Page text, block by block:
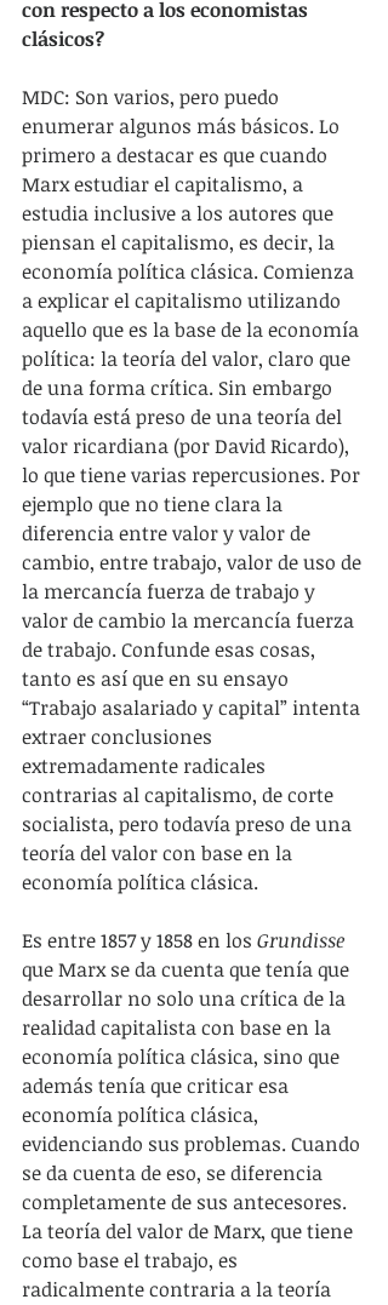
con respecto a los economistas
clásicos?
MDC: Son varios, pero puedo
enumerar algunos más básicos. Lo
primero a destacar es que cuando
Marx estudiar el capitalismo, a
estudia inclusive a los autores que
piensan el capitalismo, es decir, la
economía política clásica. Comienza
a explicar el capitalismo utilizando
aquello que es la base de la economía
política: la teoría del valor, claro que
de una forma crítica. Sin embargo
todavía está preso de una teoría del
valor ricardiana (por David Ricardo),
lo que tiene varias repercusiones. Por
ejemplo que no tiene clara la
diferencia entre valor y valor de
cambio, entre trabajo, valor de uso de
la mercancía fuerza de trabajo y
valor de cambio la mercancía fuerza
de trabajo. Confunde esas cosas,
tanto es así que en su ensayo
“Trabajo asalariado y capital” intenta
extraer conclusiones
extremadamente radicales
contrarias al capitalismo, de corte
socialista, pero todavía preso de una
teoría del valor con base en la
economía política clásica.
Es entre 1857 y 1858 en los Grundisse
que Marx se da cuenta que tenía que
desarrollar no solo una crítica de la
realidad capitalista con base en la
economía política clásica, sino que
además tenía que criticar esa
economía política clásica,
evidenciando sus problemas. Cuando
se da cuenta de eso, se diferencia
completamente de sus antecesores.
La teoría del valor de Marx, que tiene
como base el trabajo, es
radicalmente contraria a la teoría